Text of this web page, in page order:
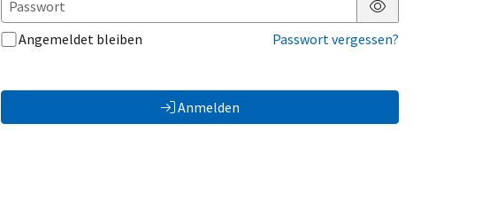
Passwort anzeigen
Angemeldet bleiben
Passwort vergessen?
Anmelden